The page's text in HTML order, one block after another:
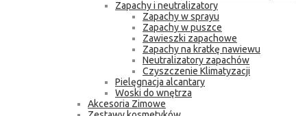
Zapachy i neutralizatory
Zapachy w sprayu
Zapachy w puszce
Zawieszki zapachowe
Zapachy na kratkę nawiewu
Neutralizatory zapachów
Czyszczenie Klimatyzacji
Pielęgnacja alcantary
Woski do wnętrza
Akcesoria Zimowe